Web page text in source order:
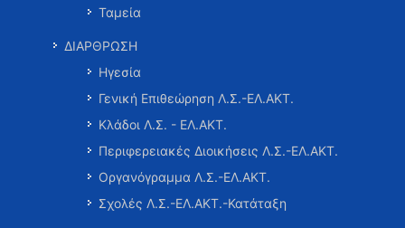
Ταμεία
ΔΙΑΡΘΡΩΣΗ
Ηγεσία
Γενική Επιθεώρηση Λ.Σ.-ΕΛ.ΑΚΤ.
Κλάδοι Λ.Σ. - ΕΛ.ΑΚΤ.
Περιφερειακές Διοικήσεις Λ.Σ.-ΕΛ.ΑΚΤ.
Οργανόγραμμα Λ.Σ.-ΕΛ.ΑΚΤ.
Σχολές Λ.Σ.-ΕΛ.ΑΚΤ.-Κατάταξη